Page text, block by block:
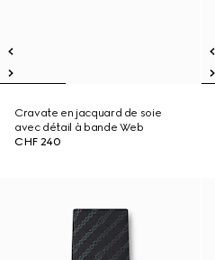
Cravate en jacquard de soie
avec détail à bande Web
CHF 240